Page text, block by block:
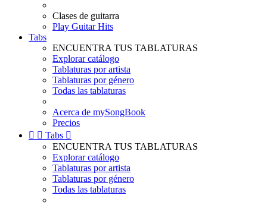
Clases de guitarra
Play Guitar Hits
Tabs
ENCUENTRA TUS TABLATURAS
Explorar catálogo
Tablaturas por artista
Tablaturas por género
Todas las tablaturas
Acerca de mySongBook
Precios
  Tabs 
ENCUENTRA TUS TABLATURAS
Explorar catálogo
Tablaturas por artista
Tablaturas por género
Todas las tablaturas